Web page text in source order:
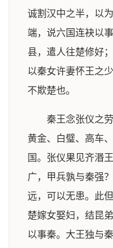
诚割汉中之半，以
端，说六国连袂以
县，遣人往楚修好
以秦女许妻怀王之
不欺楚也。
秦王念张仪之
黄金、白璧、高车
国。张仪果见齐湣
广，甲兵孰与秦强
远，可以无患。此
楚嫁女娶妇，结昆
以事秦。大王独与